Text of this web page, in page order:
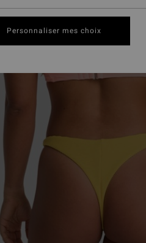
Personnaliser mes choix